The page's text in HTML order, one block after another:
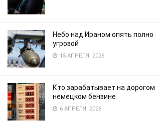
Небо над Ираном опять полно
угрозой
15 АПРЕЛЯ, 2026
Кто зарабатывает на дорогом
немецком бензине
6 АПРЕЛЯ, 2026